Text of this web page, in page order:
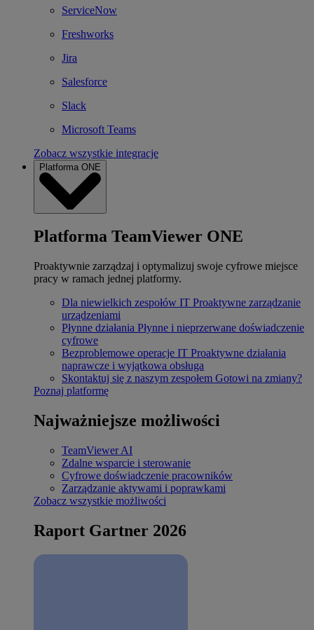
ServiceNow
Freshworks
Jira
Salesforce
Slack
Microsoft Teams
Zobacz wszystkie integracje
Platforma ONE
Platforma TeamViewer ONE
Proaktywnie zarządzaj i optymalizuj swoje cyfrowe miejsce
pracy w ramach jednej platformy.
Dla niewielkich zespołów IT Proaktywne zarządzanie
urządzeniami
Płynne działania Płynne i nieprzerwane doświadczenie
cyfrowe
Bezproblemowe operacje IT Proaktywne działania
naprawcze i wyjątkowa obsługa
Skontaktuj się z naszym zespołem Gotowi na zmiany?
Poznaj platformę
Najważniejsze możliwości
TeamViewer AI
Zdalne wsparcie i sterowanie
Cyfrowe doświadczenie pracowników
Zarządzanie aktywami i poprawkami
Zobacz wszystkie możliwości
Raport Gartner 2026